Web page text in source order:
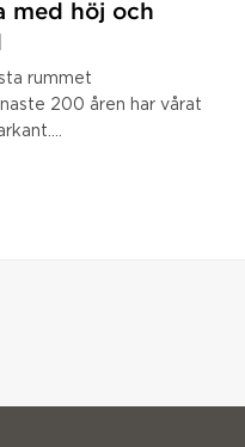
med höj och
rummet
200 åren har vårat